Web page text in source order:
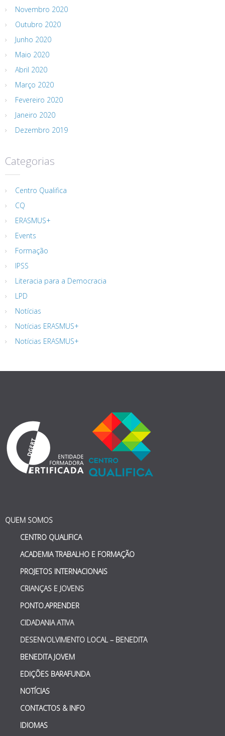
Novembro 2020
Outubro 2020
Junho 2020
Maio 2020
Abril 2020
Março 2020
Fevereiro 2020
Janeiro 2020
Dezembro 2019
Categorias
Centro Qualifica
CQ
ERASMUS+
Events
Formação
IPSS
Literacia para a Democracia
LPD
Notícias
Notícias ERASMUS+
Notícias ERASMUS+
QUEM SOMOS
CENTRO QUALIFICA
ACADEMIA TRABALHO E FORMAÇÃO
PROJETOS INTERNACIONAIS
CRIANÇAS E JOVENS
PONTO.APRENDER
CIDADANIA ATIVA
DESENVOLVIMENTO LOCAL – BENEDITA
BENEDITA JOVEM
EDIÇÕES BARAFUNDA
NOTÍCIAS
CONTACTOS & INFO
IDIOMAS